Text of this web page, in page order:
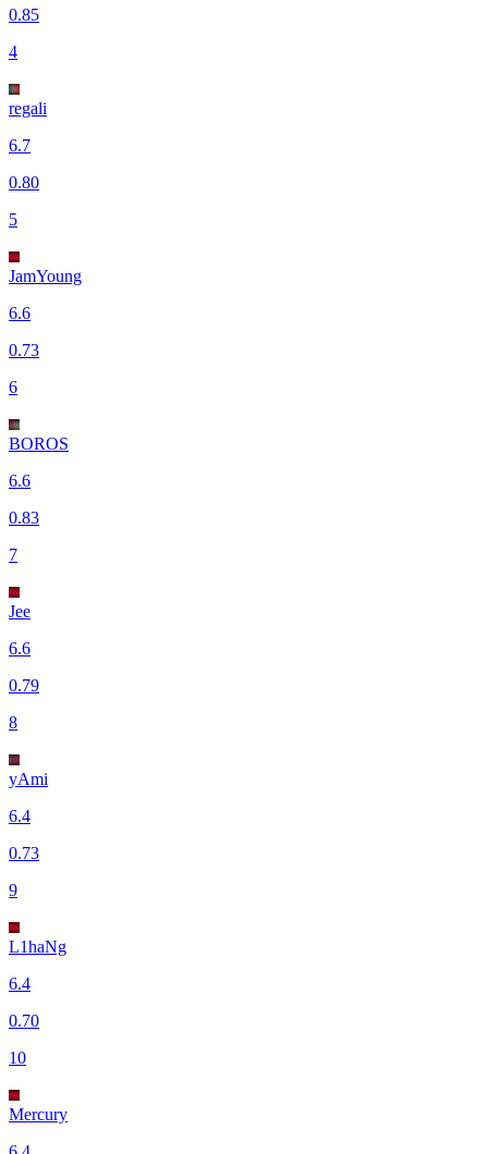
0.85
4
regali
6.7
0.80
5
JamYoung
6.6
0.73
6
BOROS
6.6
0.83
7
Jee
6.6
0.79
8
yAmi
6.4
0.73
9
L1haNg
6.4
0.70
10
Mercury